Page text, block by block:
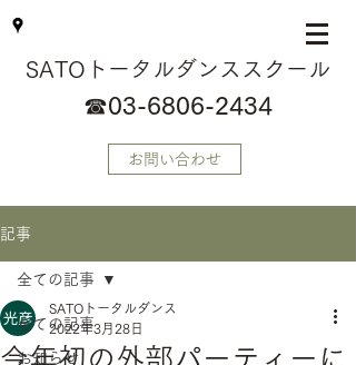
お問い合わせ
SATOトータルダンススクール
☎03-6806-2434
記事
全ての記事
お知らせ
全ての記事
今年初の外部パーティーに
SATOトータルダンス
2022年3月28日